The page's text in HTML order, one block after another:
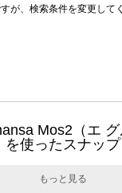
が、検索条件を変更して
Mos2（エ
を使ったスナップ
もっと見る